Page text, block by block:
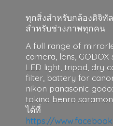
ทุกสิ่งสำหรับกล้องดิจิทั
สำหรับช่างภาพทุกคน
A full range of
camera, lens,
LED light, tripod, dry
filter, battery for
nikon panasonic
tokina benro
ได้ที่
https://